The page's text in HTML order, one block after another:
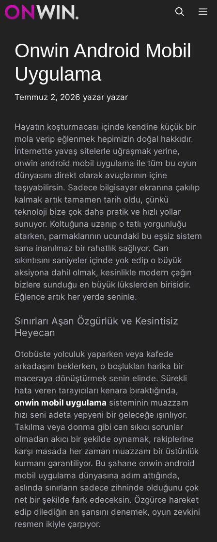
İçeriğe
atla
Onwin Android Mobil
Uygulama
Temmuz 2, 2026 yazar yazar
Hayatın koşturmacası içinde kendine küçük bir
mola verip eğlenmek hepimizin doğal hakkıdır.
İnternette yavaş sitelerle uğraşmak yerine,
onwin android mobil uygulama ile tüm bu oyun
dünyasını direkt olarak avuçlarının içine
taşıyabilirsin. Sadece bilgisayar ekranına çakılıp
kalmak artık tamamen tarih oldu, çünkü
teknoloji bize çok daha pratik ve hızlı yollar
sunuyor. Koltuğuna uzanıp o tatlı yorgunluğu
atarken, parmaklarının ucundaki bu eşsiz sistem
sana inanılmaz bir rahatlık sağlıyor. Can
sıkıntısını saniyeler içinde yok edip o büyük
aksiyona dahil olmak, kesinlikle modern çağın
bizlere sunduğu en büyük lükslerden birisidir.
Eğlence artık her yerde seninle.
Sınırları Aşan Özgürlük ve Kesintisiz
Heyecan
Otobüste yolculuk yaparken veya kafede
arkadaşını beklerken, o boşlukları harika bir
maceraya dönüştürmek senin elinde. Sürekli
hata veren tarayıcıları kenara bıraktığında,
onwin mobil uygulama sisteminin muazzam
hızı seni adeta yepyeni bir geleceğe ışınlıyor.
Takılma veya donma gibi can sıkıcı sorunlar
olmadan akıcı bir şekilde oynamak, rakiplerine
karşı masada her zaman muazzam bir üstünlük
kurmanı garantiliyor. Bu şahane onwin android
mobil uygulama dünyasına adım attığında,
aslında sınırların sadece zihninde olduğunu çok
net bir şekilde fark edeceksin. Özgürce hareket
edip dilediğin an şansını denemek, oyun zevkini
resmen ikiyle çarpıyor.